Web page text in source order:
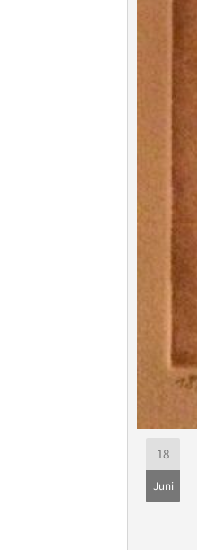
18
Juni